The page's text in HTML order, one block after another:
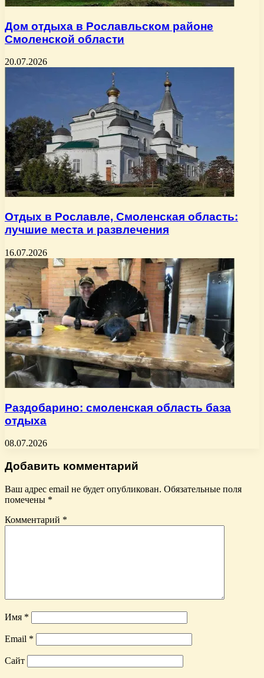
Дом отдыха в Рославльском районе
Смоленской области
20.07.2026
Отдых в Рославле, Смоленская область:
лучшие места и развлечения
16.07.2026
Раздобарино: смоленская область база
отдыха
08.07.2026
Добавить комментарий
Ваш адрес email не будет опубликован. Обязательные поля
помечены *
Комментарий *
Имя *
Email *
Сайт